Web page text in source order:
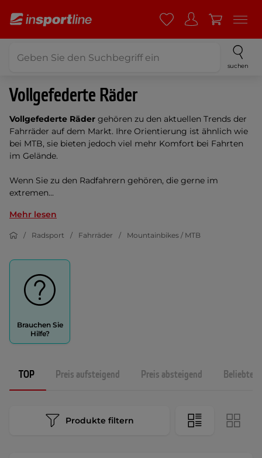
suchen
Vollgefederte Räder
Vollgefederte Räder gehören zu den aktuellen Trends der
Fahrräder auf dem Markt. Ihre Orientierung ist ähnlich wie
bei MTB, sie bieten jedoch viel mehr Komfort bei Fahrten
im Gelände.
Wenn Sie zu den Radfahrern gehören, die gerne im
extremen...
Mehr lesen
Radsport Fahrräder Mountainbikes / MTB
Brauchen Sie
Hilfe?
TOP Preis aufsteigend Preis absteigend
Produkte filtern